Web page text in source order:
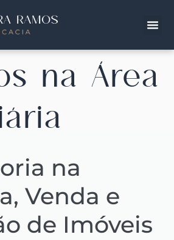
na Área
na
Venda e
de Imóveis